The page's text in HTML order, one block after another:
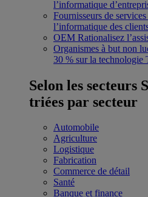
l’informatique
Fournisseurs de services
l’informatique des
OEM Rationalisez
Organismes à but non
30 % sur la technologie
Selon les secteurs
triées par secteur
Automobile
Agriculture
Logistique
Fabrication
Commerce de détail
Santé
Banque et finance